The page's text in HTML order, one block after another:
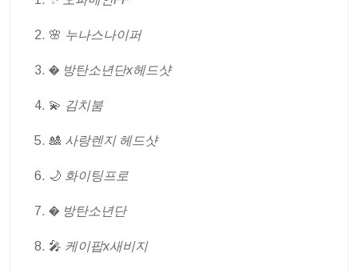
🌸 누나스나이퍼
� 방탄소년단x헤드샷
💫 김치붐
🎎 사랑렌지 헤드샷
🌙 화이팅프로
� 방탄소년단
🎤 케이팝x새비지